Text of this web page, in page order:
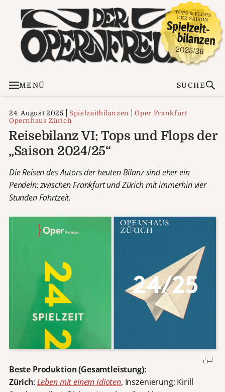
MENÜ SUCHE
24. August 2025 Spielzeitbilanzen
Oper Frankfurt
Opernhaus Zürich
Reisebilanz VI: Tops und Flops der
„Saison 2024/25“
Die Reisen des Autors der heuten Bilanz sind eher ein
Pendeln: zwischen Frankfurt und Zürich mit immerhin vier
Stunden Fahrtzeit.
Beste Produktion (Gesamtleistung):
Zürich: Leben mit einem Idioten, Inszenierung; Kirill